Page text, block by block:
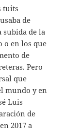
tuits
de
subida de la
o en los que
de
Pero
que
mundo y en
Luis
de
2017 a